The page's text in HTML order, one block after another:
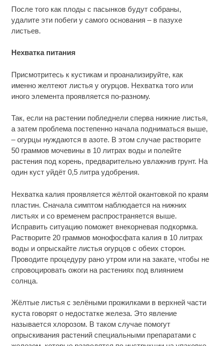
После того как плоды с пасынков будут собраны,
удалите эти побеги у самого основания – в пазухе
листьев.
Нехватка питания
Присмотритесь к кустикам и проанализируйте, как
именно желтеют листья у огурцов. Нехватка того или
иного элемента проявляется по-разному.
Так, если на растении побледнели сперва нижние листья,
а затем проблема постепенно начала подниматься выше,
– огурцы нуждаются в азоте. В этом случае растворите
50 граммов мочевины в 10 литрах воды и полейте
растения под корень, предварительно увлажнив грунт. На
один куст уйдёт 0,5 литра удобрения.
Нехватка калия проявляется жёлтой окантовкой по краям
пластин. Сначала симптом наблюдается на нижних
листьях и со временем распространяется выше.
Исправить ситуацию поможет внекорневая подкормка.
Растворите 20 граммов монофосфата калия в 10 литрах
воды и опрыскайте листья огурцов с обеих сторон.
Проводите процедуру рано утром или на закате, чтобы не
спровоцировать ожоги на растениях под влиянием
солнца.
Жёлтые листья с зелёными прожилками в верхней части
куста говорят о недостатке железа. Это явление
называется хлорозом. В таком случае помогут
опрыскивания растений специальными препаратами с